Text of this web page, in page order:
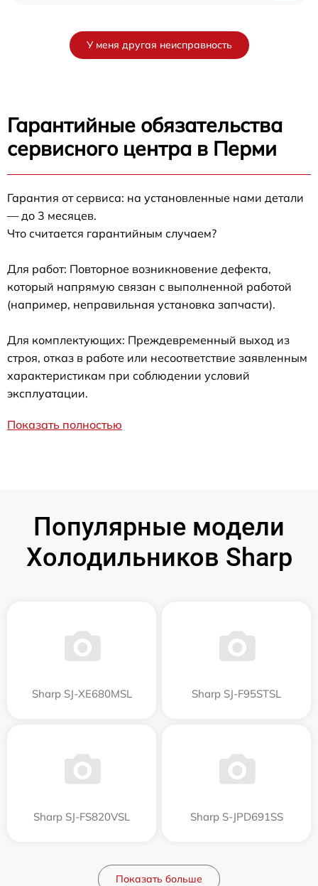
У меня другая неисправность
Гарантийные обязательства
сервисного центра в Перми
Гарантия от сервиса: на установленные нами детали
— до 3 месяцев.
Что считается гарантийным случаем?
Для работ: Повторное возникновение дефекта,
который напрямую связан с выполненной работой
(например, неправильная установка запчасти).
Для комплектующих: Преждевременный выход из
строя, отказ в работе или несоответствие заявленным
характеристикам при соблюдении условий
эксплуатации.
Показать полностью
Популярные модели
Холодильников Sharp
Sharp SJ-XE680MSL Sharp SJ-F95STSL
Sharp SJ-FS820VSL Sharp S-JPD691SS
Показать больше